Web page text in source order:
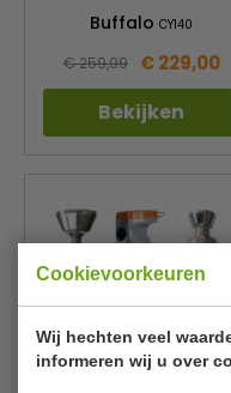
Cookievoorkeuren
Wij hechten veel
informeren wij u over
BuffaloCY140
€ 259,99 € 229,00
Bekijken